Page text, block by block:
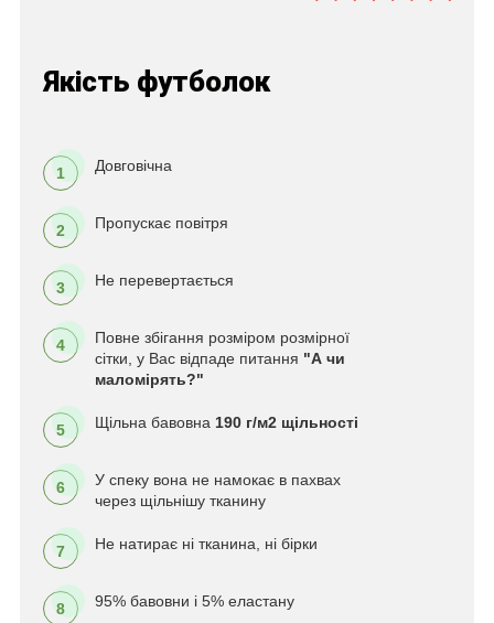
Якість футболок
1 Довговічна
2 Пропускає повітря
3 Не перевертається
4
Повне збігання розміром розмірної
сітки, у Вас відпаде питання "А чи
маломірять?"
5 Щільна бавовна 190 г/м2 щільності
6
У спеку вона не намокає в пахвах
через щільнішу тканину
7 Не натирає ні тканина, ні бірки
8 95% бавовни і 5% еластану